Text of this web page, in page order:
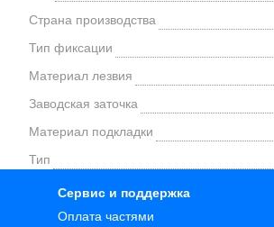
Страна производства
Тип фиксации
Материал лезвия
Заводская заточка
Материал подкладки
Тип
Сервис и поддержка
Оплата частями